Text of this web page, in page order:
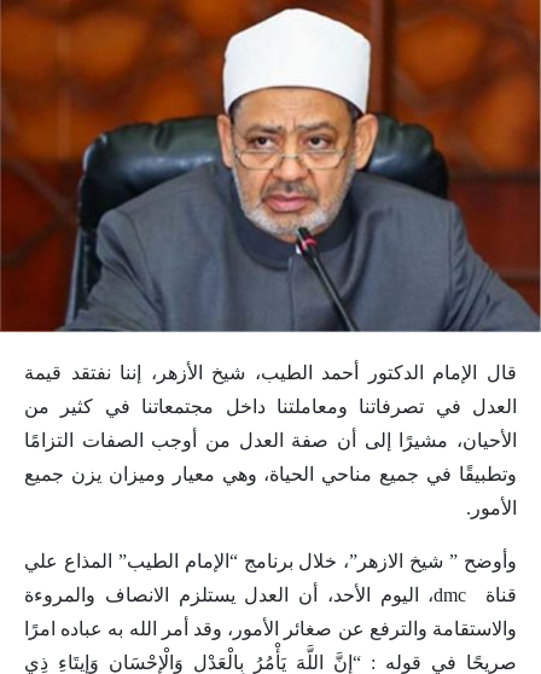
قال الإمام الدكتور أحمد الطيب، شيخ الأزهر، إننا نفتقد قيمة
العدل في تصرفاتنا ومعاملتنا داخل مجتمعاتنا في كثير من
الأحيان، مشيرًا إلى أن صفة العدل من أوجب الصفات التزامًا
وتطبيقًا في جميع مناحي الحياة، وهي معيار وميزان يزن جميع
الأمور.
وأوضح ” شيخ الازهر”، خلال برنامج “الإمام الطيب” المذاع علي
قناة dmc، اليوم الأحد، أن العدل يستلزم الانصاف والمروءة
والاستقامة والترفع عن صغائر الأمور، وقد أمر الله به عباده امرًا
صريحًا في قوله : “إِنَّ اللَّهَ يَأْمُرُ بِالْعَدْلِ وَالْإِحْسَانِ وَإِيتَاءِ ذِي